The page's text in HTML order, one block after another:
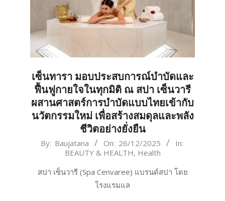
เซ็นทารา มอบประสบการณ์บำบัดและ
ฟื้นฟูกายใจในทุกมิติ ณ สปา เซ็นวารี
ผสานศาสตร์การบำบัดแบบไทยเข้ากับ
นวัตกรรมใหม่ เพื่อสร้างสมดุลและพลัง
ชีวิตอย่างยั่งยืน
2025-
By: Baujatana On: 26/12/2025
In:
BEAUTY & HEALTH, Health
สปา เซ็นวารี (Spa Cenvaree) แบรนด์สปา โดย
โรงแรมแล